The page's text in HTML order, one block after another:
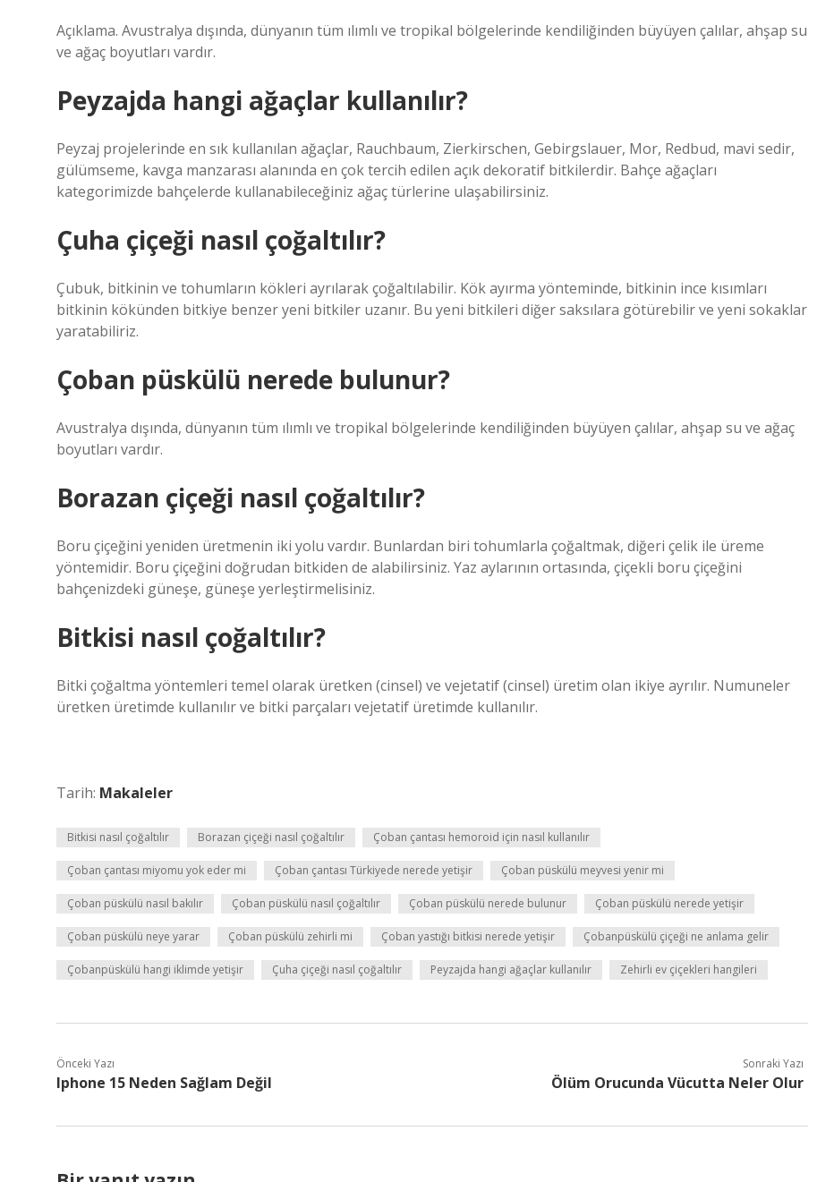
Açıklama. Avustralya dışında, dünyanın tüm ılımlı ve tropikal bölgelerinde kendiliğinden büyüyen çalılar, ahşap su
ve ağaç boyutları vardır.
Peyzajda hangi ağaçlar kullanılır?
Peyzaj projelerinde en sık kullanılan ağaçlar, Rauchbaum, Zierkirschen, Gebirgslauer, Mor, Redbud, mavi sedir,
gülümseme, kavga manzarası alanında en çok tercih edilen açık dekoratif bitkilerdir. Bahçe ağaçları
kategorimizde bahçelerde kullanabileceğiniz ağaç türlerine ulaşabilirsiniz.
Çuha çiçeği nasıl çoğaltılır?
Çubuk, bitkinin ve tohumların kökleri ayrılarak çoğaltılabilir. Kök ayırma yönteminde, bitkinin ince kısımları
bitkinin kökünden bitkiye benzer yeni bitkiler uzanır. Bu yeni bitkileri diğer saksılara götürebilir ve yeni sokaklar
yaratabiliriz.
Çoban püskülü nerede bulunur?
Avustralya dışında, dünyanın tüm ılımlı ve tropikal bölgelerinde kendiliğinden büyüyen çalılar, ahşap su ve ağaç
boyutları vardır.
Borazan çiçeği nasıl çoğaltılır?
Boru çiçeğini yeniden üretmenin iki yolu vardır. Bunlardan biri tohumlarla çoğaltmak, diğeri çelik ile üreme
yöntemidir. Boru çiçeğini doğrudan bitkiden de alabilirsiniz. Yaz aylarının ortasında, çiçekli boru çiçeğini
bahçenizdeki güneşe, güneşe yerleştirmelisiniz.
Bitkisi nasıl çoğaltılır?
Bitki çoğaltma yöntemleri temel olarak üretken (cinsel) ve vejetatif (cinsel) üretim olan ikiye ayrılır. Numuneler
üretken üretimde kullanılır ve bitki parçaları vejetatif üretimde kullanılır.
Tarih: Makaleler
Bitkisi nasıl çoğaltılır Borazan çiçeği nasıl çoğaltılır Çoban çantası hemoroid için nasıl kullanılır
Çoban çantası miyomu yok eder mi Çoban çantası Türkiyede nerede yetişir Çoban püskülü meyvesi yenir mi
Çoban püskülü nasıl bakılır Çoban püskülü nasıl çoğaltılır Çoban püskülü nerede bulunur Çoban püskülü nerede yetişir
Çoban püskülü neye yarar Çoban püskülü zehirli mi Çoban yastığı bitkisi nerede yetişir Çobanpüskülü çiçeği ne anlama gelir
Çobanpüskülü hangi iklimde yetişir Çuha çiçeği nasıl çoğaltılır Peyzajda hangi ağaçlar kullanılır Zehirli ev çiçekleri hangileri
Önceki Yazı
Iphone 15 Neden Sağlam Değil
Sonraki Yazı
Ölüm Orucunda Vücutta Neler Olur